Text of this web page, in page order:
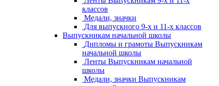
классов
Медали, значки
Для выпускного 9-х и 11-х классов
Выпускникам начальной школы
Дипломы и грамоты Выпускникам
начальной школы
Ленты Выпускникам начальной
школы
Медали, значки Выпускникам